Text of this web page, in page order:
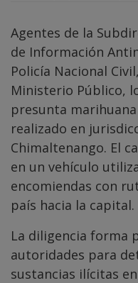
Agentes de la
de Información
Policía Nacional
Ministerio Público,
presunta
realizado en
Chimaltenango. El
en un vehículo
encomiendas con
país hacia la capital.
La diligencia forma
autoridades para
sustancias ilícitas